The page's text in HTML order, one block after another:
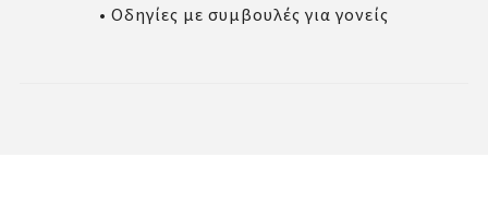
• Οδηγίες με συμβουλές για γονείς